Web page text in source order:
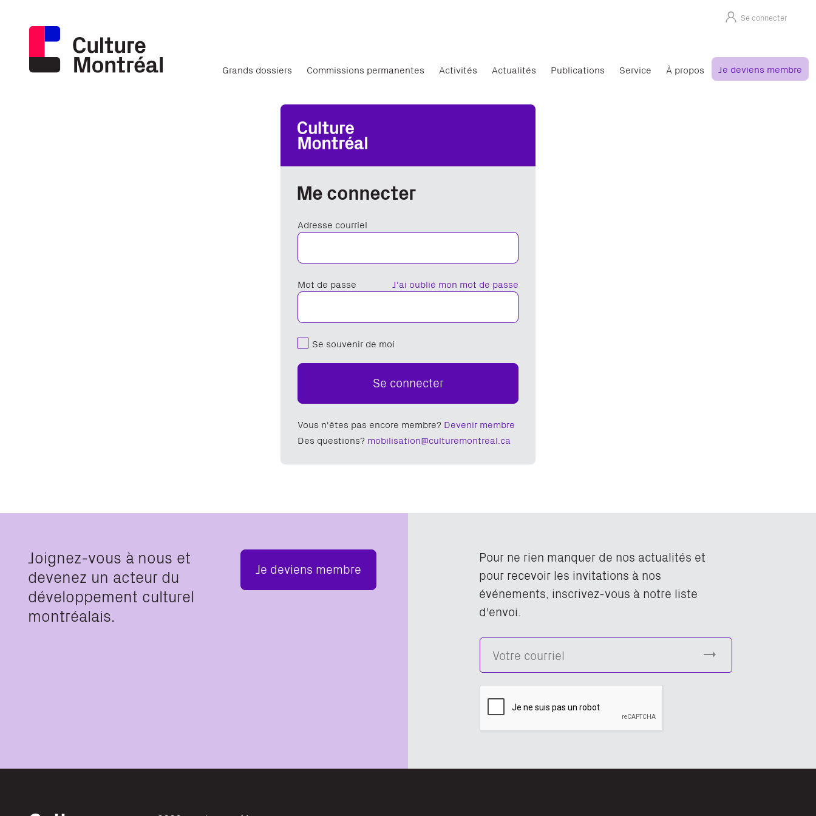
Se connecter
Grands dossiers Commissions permanentes Activités Actualités Publications Service À propos Je deviens membre
Me connecter
Adresse courriel
J'ai oublié mon mot de passe
Mot de passe
Se souvenir de moi
Se connecter
Vous n'êtes pas encore membre? Devenir membre
Des questions? mobilisation@culturemontreal.ca
Joignez-vous à nous et
devenez un acteur du
développement culturel
montréalais.
Je deviens membre
Pour ne rien manquer de nos actualités et
pour recevoir les invitations à nos
événements, inscrivez-vous à notre liste
d'envoi.